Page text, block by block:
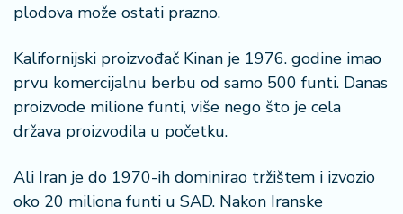
plodova može ostati prazno.
Kalifornijski proizvođač Kinan je 1976. godine imao
prvu komercijalnu berbu od samo 500 funti. Danas
proizvode milione funti, više nego što je cela
država proizvodila u početku.
Ali Iran je do 1970-ih dominirao tržištem i izvozio
oko 20 miliona funti u SAD. Nakon Iranske